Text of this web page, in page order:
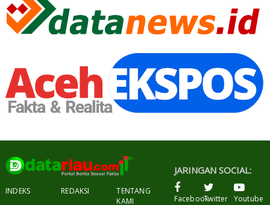
INDEKS REDAKSI
TENTANG
KAMI
JARINGAN SOCIAL:
FacebookTwitter Youtube